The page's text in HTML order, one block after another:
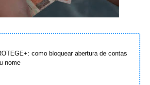
como bloquear abertura de contas
nome